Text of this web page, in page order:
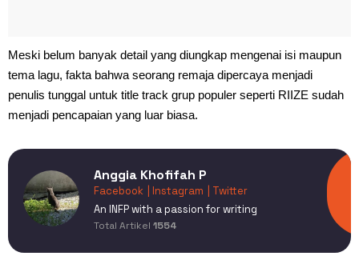
Meski belum banyak detail yang diungkap mengenai isi maupun
tema lagu, fakta bahwa seorang remaja dipercaya menjadi
penulis tunggal untuk title track grup populer seperti RIIZE sudah
menjadi pencapaian yang luar biasa.
Anggia Khofifah P
Facebook | Instagram
| Twitter
An INFP with a passion for writing
Total Artikel 1554